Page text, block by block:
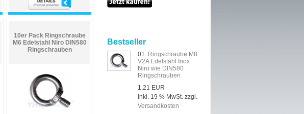
10er Pack Ringschraube
M6 Edelstahl Niro DIN580
Ringschrauben
Bestseller
01. Ringschraube M8
V2A Edelstahl Inox
Niro wie DIN580
Ringschrauben
1,21 EUR
inkl. 19 % MwSt. zzgl.
Versandkosten